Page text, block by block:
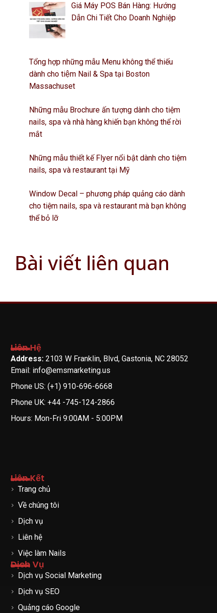
Giá Máy POS Bán Hàng: Hướng
Dẫn Chi Tiết Cho Doanh Nghiệp
Tổng hợp những mẫu Menu không thể thiếu
dành cho tiệm Nail & Spa tại Boston
Massachuset
Những mẫu Brochure ấn tượng dành cho tiệm
nails, spa và nhà hàng khiến bạn không thể rời
mắt
Những mẫu thiết kế Flyer nổi bật dành cho tiệm
nails, spa và restaurant tại Mỹ
Window Decal – phương pháp quảng cáo dành
cho tiệm nails, spa và restaurant mà bạn không
thể bỏ lỡ
Bài viết liên quan
Liên Kết
Trang chủ
Về chúng tôi
Dịch vụ
Liên hệ
Việc làm Nails
Dịch Vụ
Dịch vụ Social Marketing
Dịch vụ SEO
Quảng cáo Google
Liên Hệ
Address: 2103 W Franklin, Blvd, Gastonia, NC 28052
Email: info@emsmarketing.us
Phone US: (+1) 910-696-6668
Phone UK: +44 -745-124-2866
Hours: Mon-Fri 9:00AM - 5:00PM